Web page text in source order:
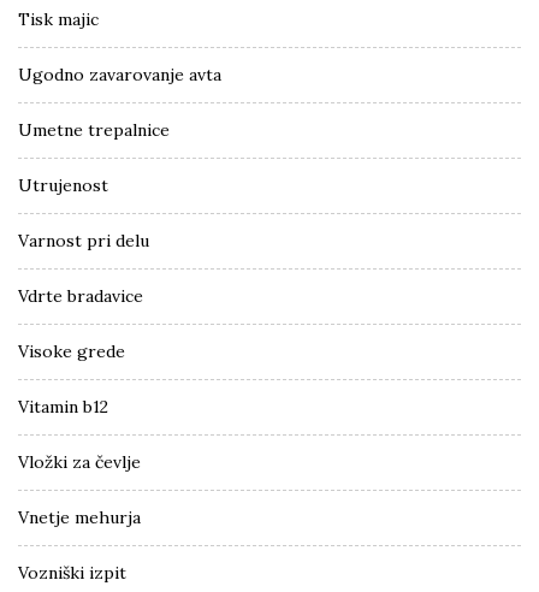
Tisk majic
Ugodno zavarovanje avta
Umetne trepalnice
Utrujenost
Varnost pri delu
Vdrte bradavice
Visoke grede
Vitamin b12
Vložki za čevlje
Vnetje mehurja
Vozniški izpit